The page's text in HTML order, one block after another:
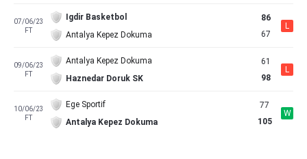
07/06/23
FT
Igdir Basketbol
Antalya Kepez Dokuma
86
67
L
09/06/23
FT
Antalya Kepez Dokuma
Haznedar Doruk SK
61
98
L
10/06/23
FT
Ege Sportif
Antalya Kepez Dokuma
77
105
W